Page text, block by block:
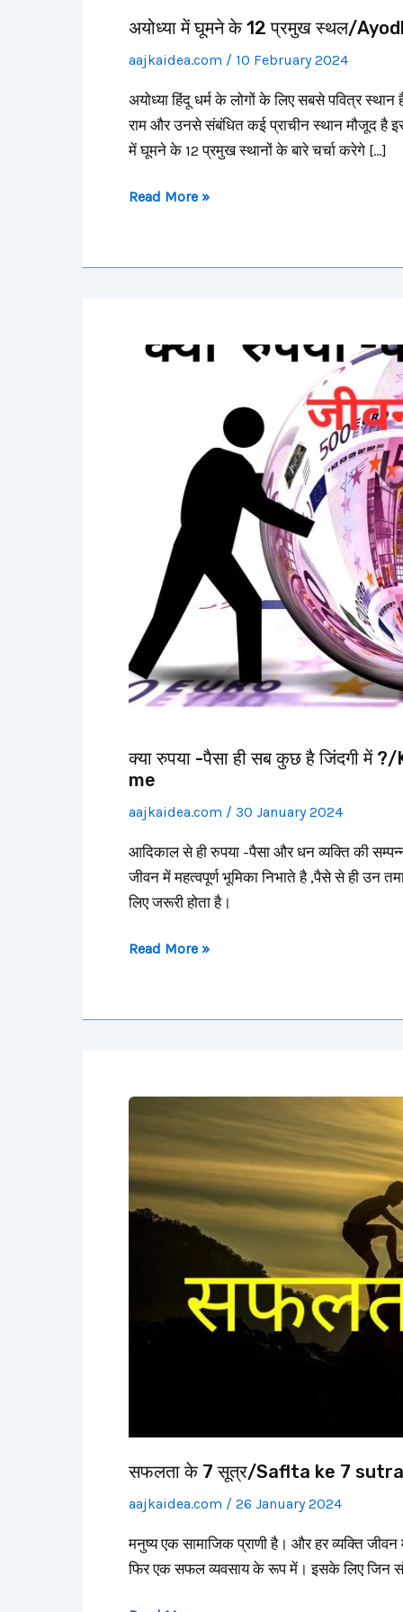
अयोध्या में घूमने के 12 प्रमुख स्थल/
aajkaidea.com / 10 February 2024
अयोध्या हिंदू धर्म के लोगों के लिए सबसे पवित्र
राम और उनसे संबंधित कई प्राचीन स्थान मौजूद है
में घूमने के 12 प्रमुख स्थानों के बारे चर्चा करेगे […]
Read More »
क्या रुपया -पैसा ही सब कुछ है जिंदगी
me
aajkaidea.com / 30 January 2024
आदिकाल से ही रुपया -पैसा और धन व्यक्ति की
जीवन में महत्वपूर्ण भूमिका निभाते है ,पैसे से ही
लिए जरूरी होता है।
रुपया
rupaya-
paisa
sab
kuchh
hai
Read More »
सफलता के 7 सूत्र/Saflta ke 7 sutra
aajkaidea.com / 26 January 2024
मनुष्य एक सामाजिक प्राणी है। और हर व्यक्ति
फिर एक सफल व्यवसाय के रूप में। इसके लिए जिन
के
सूत्र/Saflta
7
sutra